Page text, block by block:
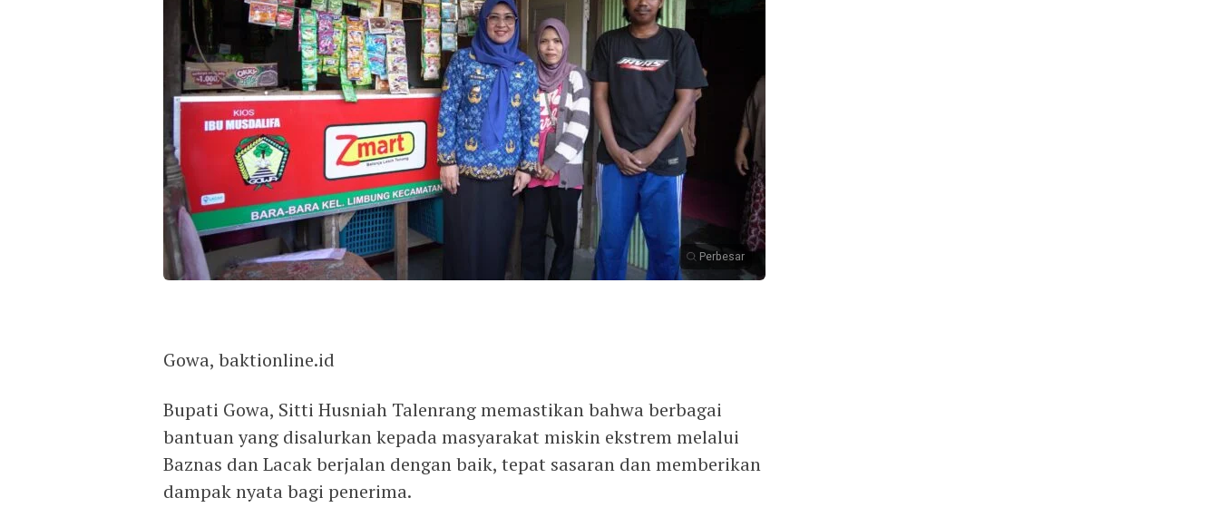
Perbesar
Gowa, baktionline.id
Bupati Gowa, Sitti Husniah Talenrang memastikan bahwa berbagai
bantuan yang disalurkan kepada masyarakat miskin ekstrem melalui
Baznas dan Lacak berjalan dengan baik, tepat sasaran dan memberikan
dampak nyata bagi penerima.